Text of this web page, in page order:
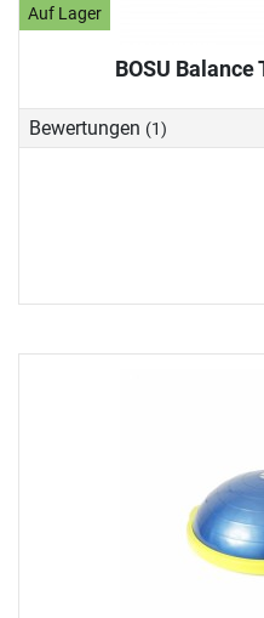
Auf Lager
BOSU
Bewertungen (1)